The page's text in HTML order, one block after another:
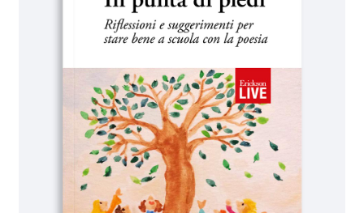
COME ACQUISTARE UN LIBRO ERICKSONLIVE?
IL MIO PROFILO